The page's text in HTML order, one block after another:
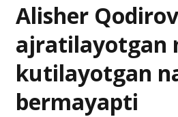
Alisher
ajratilayotgan
kutilayotgan
bermayapti